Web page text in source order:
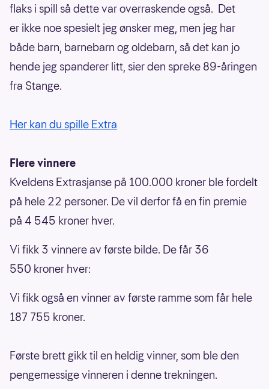
flaks i spill så dette var overraskende også. Det
er ikke noe spesielt jeg ønsker meg, men jeg har
både barn, barnebarn og oldebarn, så det kan jo
hende jeg spanderer litt, sier den spreke 89-åringen
fra Stange.
Her kan du spille Extra
Flere vinnere
Kveldens Extrasjanse på 100.000 kroner ble fordelt
på hele 22 personer. De vil derfor få en fin premie
på 4 545 kroner hver.
Vi fikk 3 vinnere av første bilde. De får 36
550 kroner hver:
Vi fikk også en vinner av første ramme som får hele
187 755 kroner.
Første brett gikk til en heldig vinner, som ble den
pengemessige vinneren i denne trekningen.